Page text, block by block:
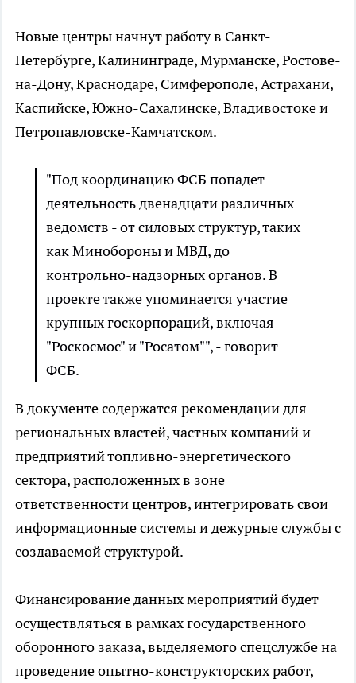
Новые центры начнут работу в Санкт-
Петербурге, Калининграде, Мурманске, Ростове-
на-Дону, Краснодаре, Симферополе, Астрахани,
Каспийске, Южно-Сахалинске, Владивостоке и
Петропавловске-Камчатском.
"Под координацию ФСБ попадет
деятельность двенадцати различных
ведомств - от силовых структур, таких
как Минобороны и МВД, до
контрольно-надзорных органов. В
проекте также упоминается участие
крупных госкорпораций, включая
"Роскосмос" и "Росатом"", - говорит
ФСБ.
В документе содержатся рекомендации для
региональных властей, частных компаний и
предприятий топливно-энергетического
сектора, расположенных в зоне
ответственности центров, интегрировать свои
информационные системы и дежурные службы с
создаваемой структурой.
Финансирование данных мероприятий будет
осуществляться в рамках государственного
оборонного заказа, выделяемого спецслужбе на
проведение опытно-конструкторских работ,